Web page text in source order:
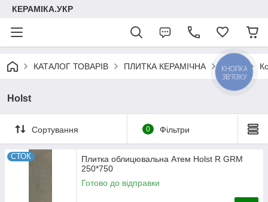
КЕРАМІКА.УКР
КАТАЛОГ ТОВАРІВ ПЛИТКА КЕРАМІЧНА АТЕМ
Holst
Сортування 0 Фільтри
СТОК
Плитка облицювальна Атем Holst R GRM
250*750
Готово до відправки
КНОПКА
ЗВ'ЯЗКУ